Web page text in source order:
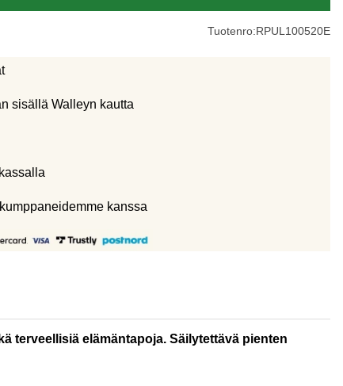
Tuotenro:RPUL100520E
sisällä Walleyn kautta
kanssa
terveellisiä elämäntapoja. Säilytettävä pienten